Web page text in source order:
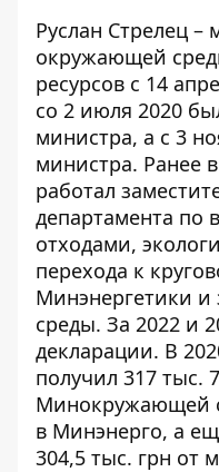
Руслан Стрелец
окружающей
ресурсов с 14
со 2 июля 2020
министра, а с 3
министра. Ранее
работал
департамента по
отходами,
перехода к
Минэнергетики
среды. За 2022 и
декларации. В
получил 317 тыс.
Минокружающей
в Минэнерго, а
304,5 тыс. грн от